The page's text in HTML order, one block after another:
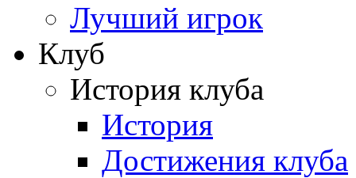
Лучший игрок
Клуб
История клуба
История
Достижения клуба